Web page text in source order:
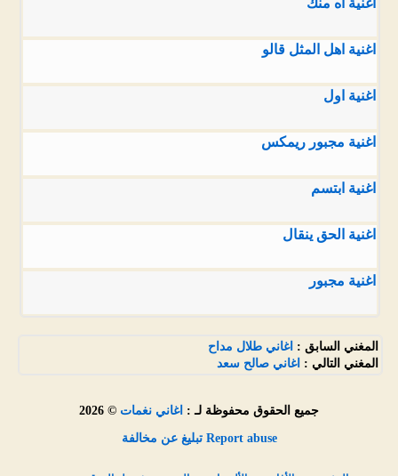
اغنية آه منك
اغنية اهل المثل قالو
اغنية اول
اغنية مجبور ريمكس
اغنية ابتسم
اغنية الحق ينقال
اغنية مجبور
المغني السابق : اغاني طلال مداح
المغني التالي : اغاني صالح سعد
جميع الحقوق محفوظة لـ : اغاني نغمات © 2026
Report abuse تبليغ عن مخالفة